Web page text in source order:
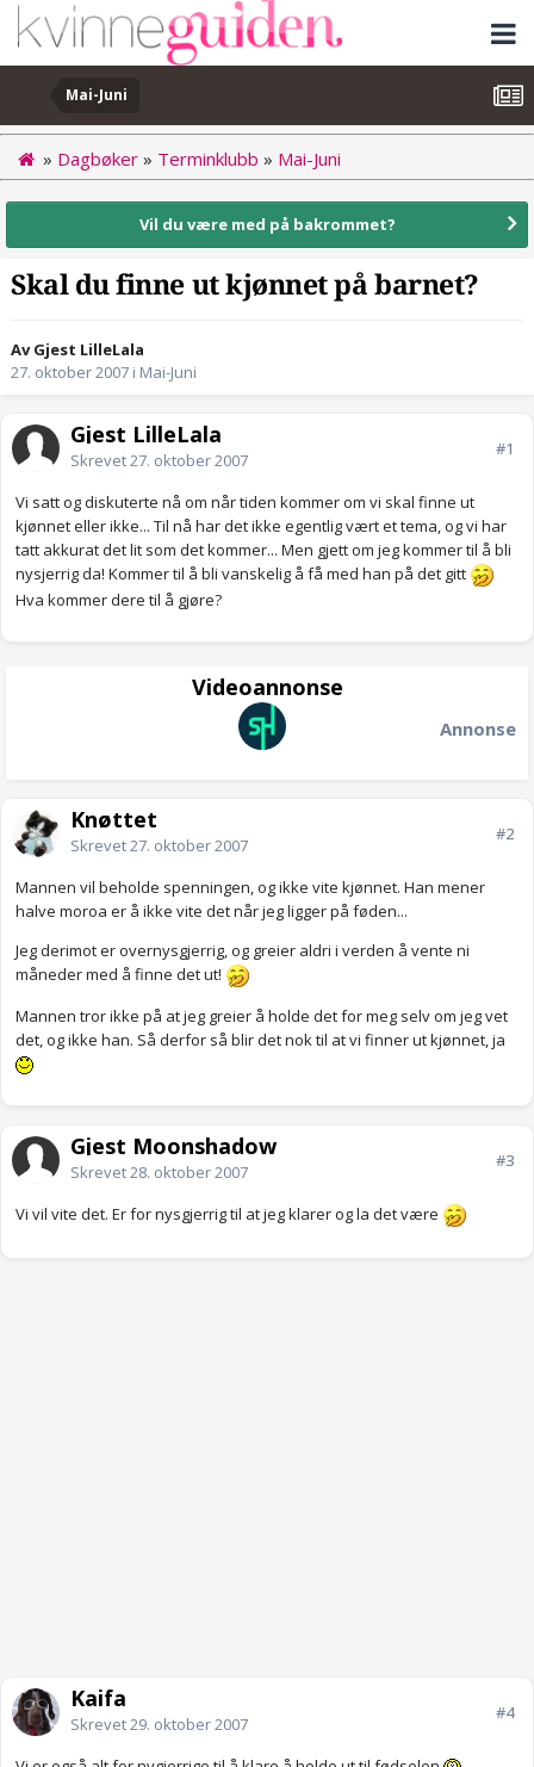
Mai-Juni
» Dagbøker » Terminklubb » Mai-Juni
Vil du være med på bakrommet?
Skal du finne ut kjønnet på barnet?
Av Gjest LilleLala
27. oktober 2007 i Mai-Juni
Gjest LilleLala
Skrevet27. oktober 2007
#1
Vi satt og diskuterte nå om når tiden kommer om vi skal finne ut
kjønnet eller ikke... Til nå har det ikke egentlig vært et tema, og vi har
tatt akkurat det lit som det kommer... Men gjett om jeg kommer til å bli
nysjerrig da! Kommer til å bli vanskelig å få med han på det gitt
Hva kommer dere til å gjøre?
Videoannonse
Annonse
Knøttet
Skrevet27. oktober 2007
#2
Mannen vil beholde spenningen, og ikke vite kjønnet. Han mener
halve moroa er å ikke vite det når jeg ligger på føden...
Jeg derimot er overnysgjerrig, og greier aldri i verden å vente ni
måneder med å finne det ut!
Mannen tror ikke på at jeg greier å holde det for meg selv om jeg vet
det, og ikke han. Så derfor så blir det nok til at vi finner ut kjønnet, ja
Gjest Moonshadow
Skrevet28. oktober 2007
#3
Vi vil vite det. Er for nysgjerrig til at jeg klarer og la det være
Kaifa
Skrevet29. oktober 2007
#4